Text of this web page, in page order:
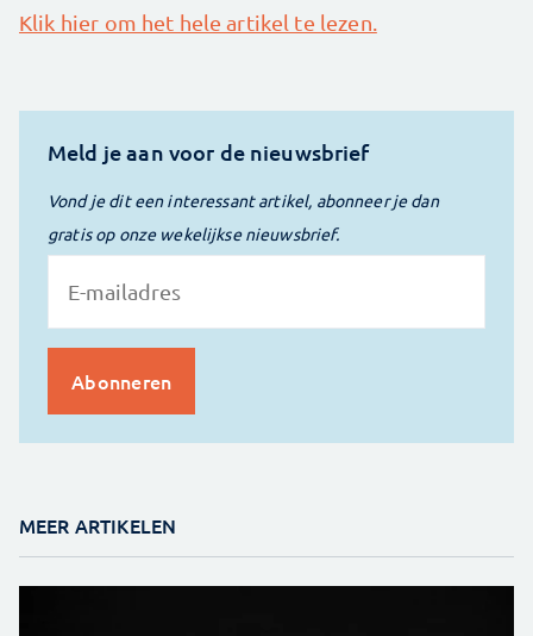
Klik hier om het hele artikel te lezen.
Meld je aan voor de nieuwsbrief
Vond je dit een interessant artikel, abonneer je dan
gratis op onze wekelijkse nieuwsbrief.
MEER ARTIKELEN